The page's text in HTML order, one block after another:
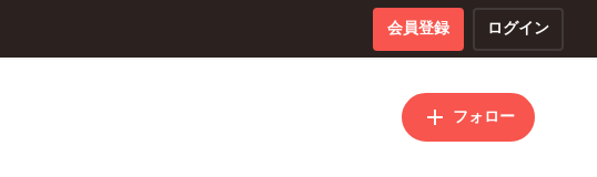
会員登録 ログイン
フォロー